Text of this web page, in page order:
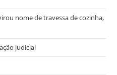
nome de travessa de cozinha,
judicial